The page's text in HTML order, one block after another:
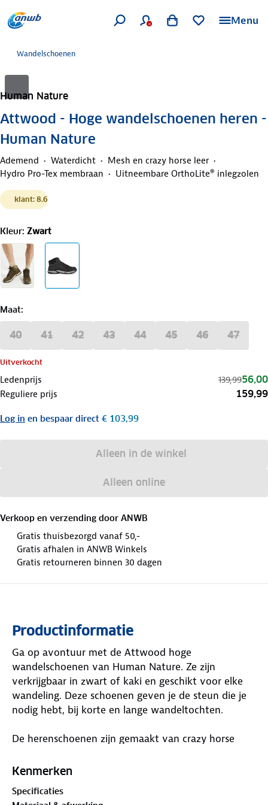
Menu
Wandelschoenen
Human Nature
Attwood - Hoge wandelschoenen heren -
Human Nature
Ademend Waterdicht
Mesh en crazy horse leer
Hydro Pro-Tex membraan
Uitneembare OrthoLite® inlegzolen
klant: 8.6
Kleur: Zwart
Maat:
40 41 42 43 44 45 46 47
Uitverkocht
Ledenprijs 139,9956,00
Reguliere prijs 159,99
Log in en bespaar direct € 103,99
Alleen in de winkel
Alleen online
Verkoop en verzending door ANWB
Gratis thuisbezorgd vanaf 50,-
Gratis afhalen in ANWB Winkels
Gratis retourneren binnen 30 dagen
Productinformatie
Ga op avontuur met de Attwood hoge
wandelschoenen van Human Nature. Ze zijn
verkrijgbaar in zwart of kaki en geschikt voor elke
wandeling. Deze schoenen geven je de steun die je
nodig hebt, bij korte en lange wandeltochten.
De herenschoenen zijn gemaakt van crazy horse
dat mooier wordt naarmate je het meer gebruikt.
beter bestand tegen verschillende
Kenmerken
Specificaties